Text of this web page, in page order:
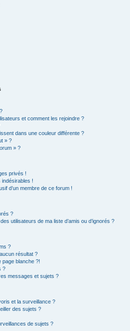
et comment les rejoindre ?
dans une couleur différente ?
» ?
» ?
privés !
!
d’un membre de ce forum !
?
utilisateurs de ma liste d’amis ou d’ignorés ?
?
résultat ?
page blanche ?!
?
messages et sujets ?
et la surveillance ?
des sujets ?
de sujets ?